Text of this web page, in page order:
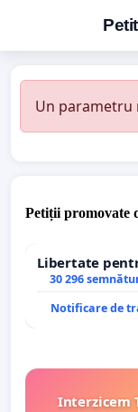
Un parametru
Petiții promovate
Libertate
30 296
Notificare de
Interzicem